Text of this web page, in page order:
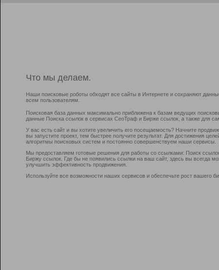
Что мы делаем.
Наши поисковые роботы обходят все сайты в Интернете и сохраняют
всем пользователям.
Поисковая база данных максимально приближена к базам ведущих
данные Поиска ссылок в сервисах СеоТраф и Бирже ссылок, а также для
У вас есть сайт и вы хотите увеличить его посещаемость? Начните
вы запустите проект, тем быстрее получите результат. Для достижения
алгоритмы поисковых систем и постоянно совершенствуем наши сервисы.
Мы предоставляем готовые решения для работы со ссылками: Поиск
Биржу ссылок. Где бы не появились ссылки на ваш сайт, здесь вы всегда
улучшить эффективность продвижения.
Используйте все возможности наших сервисов и обеспечьте рост вашего